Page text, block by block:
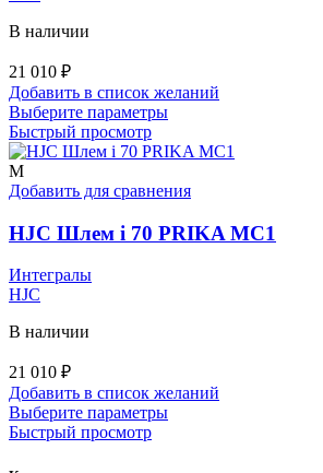
В наличии
21 010 ₽
Добавить в список желаний
Выберите параметрыЭтот
имеет
вариаций.
можно
выбрать
Быстрый просмотр
M
Добавить для сравнения
HJC Шлем i 70 PRIKA MC1
Интегралы
HJC
В наличии
21 010 ₽
Добавить в список желаний
Выберите параметрыЭтот
Быстрый просмотр